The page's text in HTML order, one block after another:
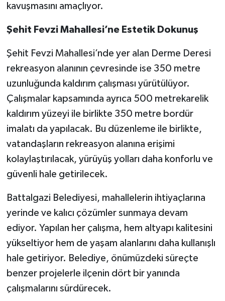
kavuşmasını amaçlıyor.
Şehit Fevzi Mahallesi’ne Estetik Dokunuş
Şehit Fevzi Mahallesi’nde yer alan Derme Deresi
rekreasyon alanının çevresinde ise 350 metre
uzunluğunda kaldırım çalışması yürütülüyor.
Çalışmalar kapsamında ayrıca 500 metrekarelik
kaldırım yüzeyi ile birlikte 350 metre bordür
imalatı da yapılacak. Bu düzenleme ile birlikte,
vatandaşların rekreasyon alanına erişimi
kolaylaştırılacak, yürüyüş yolları daha konforlu ve
güvenli hale getirilecek.
Battalgazi Belediyesi, mahallelerin ihtiyaçlarına
yerinde ve kalıcı çözümler sunmaya devam
ediyor. Yapılan her çalışma, hem altyapı kalitesini
yükseltiyor hem de yaşam alanlarını daha kullanışlı
hale getiriyor. Belediye, önümüzdeki süreçte
benzer projelerle ilçenin dört bir yanında
çalışmalarını sürdürecek.